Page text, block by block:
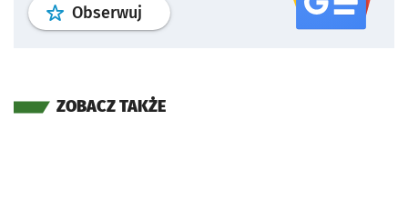
Obserwuj profil serwisu
ZOBACZ TAKŻE